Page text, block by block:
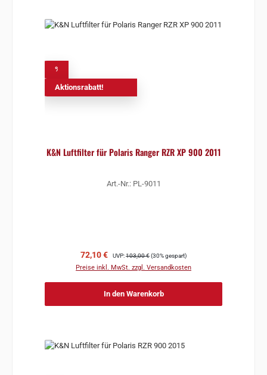
Aktionsrabatt!
K&N Luftfilter für Polaris Ranger RZR XP 900 2011
Art.-Nr.: PL-9011
Verkaufspreis:
72,10 € Regulärer Preis:
UVP:103,00 €(30% gespart)
Preise inkl. MwSt. zzgl. Versandkosten
In den Warenkorb